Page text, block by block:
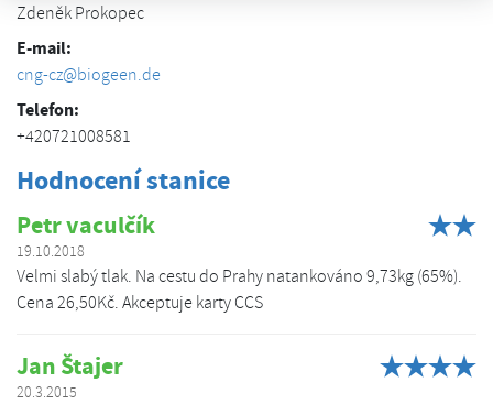
Zdeněk Prokopec
E-mail:
cng-cz@biogeen.de
Telefon:
+420721008581
Hodnocení stanice
Petr vaculčík
19.10.2018
Velmi slabý tlak. Na cestu do Prahy natankováno 9,73kg (65%).
Cena 26,50Kč. Akceptuje karty CCS
Jan Štajer
20.3.2015